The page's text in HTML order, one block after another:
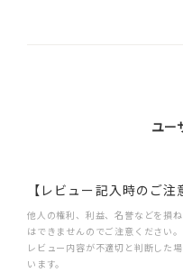
ユー
【レビュー記入時のご注
他人の権利、利益、名誉などを損
はできませんのでご注意ください。
レビュー内容が不適切と判断した
います。